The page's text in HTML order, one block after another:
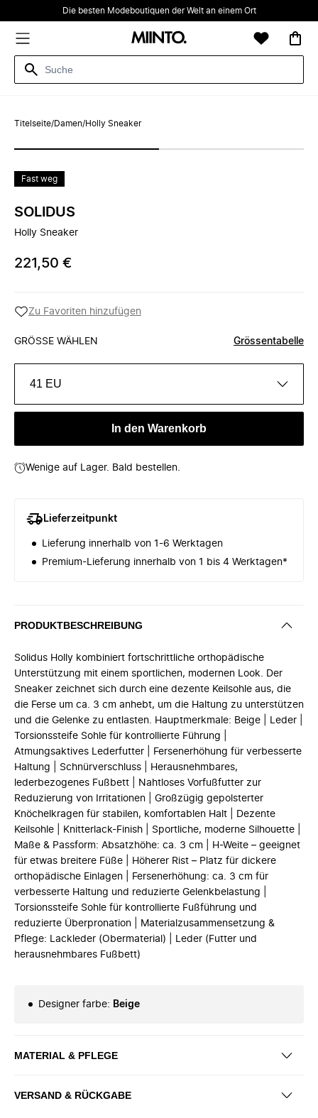
Die besten Modeboutiquen der Welt an einem Ort
Titelseite/Damen/Holly Sneaker
Fast weg
SOLIDUS
Holly Sneaker
221,50 €
Zu Favoriten hinzufügen
GRÖSSE WÄHLEN Grössentabelle
41 EU
In den Warenkorb
Wenige auf Lager. Bald bestellen.
Lieferzeitpunkt
Lieferung innerhalb von 1-6 Werktagen
Premium-Lieferung innerhalb von 1 bis 4 Werktagen*
PRODUKTBESCHREIBUNG
Solidus Holly kombiniert fortschrittliche orthopädische
Unterstützung mit einem sportlichen, modernen Look. Der
Sneaker zeichnet sich durch eine dezente Keilsohle aus, die
die Ferse um ca. 3 cm anhebt, um die Haltung zu unterstützen
und die Gelenke zu entlasten. Hauptmerkmale: Beige | Leder |
Torsionssteife Sohle für kontrollierte Führung |
Atmungsaktives Lederfutter | Fersenerhöhung für verbesserte
Haltung | Schnürverschluss | Herausnehmbares,
lederbezogenes Fußbett | Nahtloses Vorfußfutter zur
Reduzierung von Irritationen | Großzügig gepolsterter
Knöchelkragen für stabilen, komfortablen Halt | Dezente
Keilsohle | Knitterlack-Finish | Sportliche, moderne Silhouette |
Maße & Passform: Absatzhöhe: ca. 3 cm | H-Weite – geeignet
für etwas breitere Füße | Höherer Rist – Platz für dickere
orthopädische Einlagen | Fersenerhöhung: ca. 3 cm für
verbesserte Haltung und reduzierte Gelenkbelastung |
Torsionssteife Sohle für kontrollierte Fußführung und
reduzierte Überpronation | Materialzusammensetzung &
Pflege: Lackleder (Obermaterial) | Leder (Futter und
herausnehmbares Fußbett)
Designer farbe: Beige
MATERIAL & PFLEGE
VERSAND & RÜCKGABE